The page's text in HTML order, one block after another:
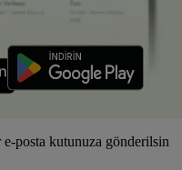
posta kutunuza gönderilsin